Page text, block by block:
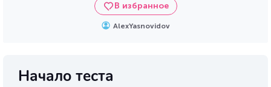
В избранное
AlexYasnovidov
Начало теста